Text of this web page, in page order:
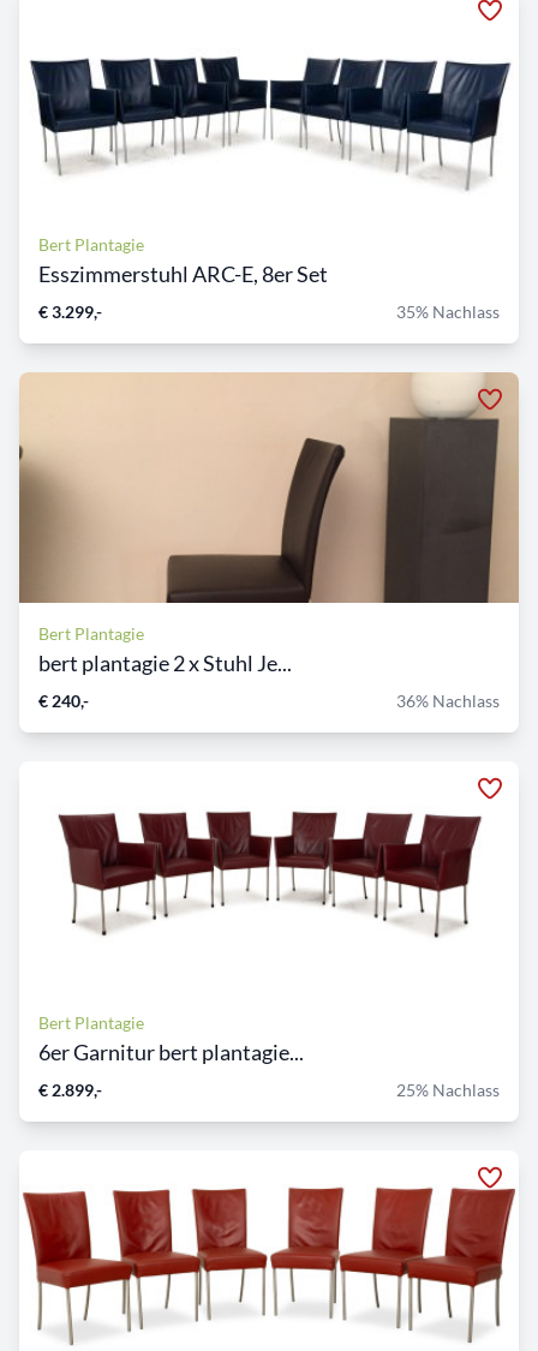
Bert Plantagie
Esszimmerstuhl ARC-E, 8er Set
€ 3.299,- 35% Nachlass
Bert Plantagie
bert plantagie 2 x Stuhl Je...
€ 240,- 36% Nachlass
Bert Plantagie
6er Garnitur bert plantagie...
€ 2.899,- 25% Nachlass